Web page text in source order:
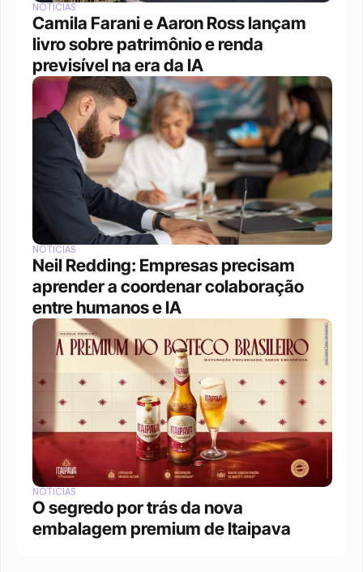
NOTÍCIAS
Camila Farani e Aaron Ross lançam
livro sobre patrimônio e renda
previsível na era da IA
NOTÍCIAS
Neil Redding: Empresas precisam
aprender a coordenar colaboração
entre humanos e IA
NOTÍCIAS
O segredo por trás da nova
embalagem premium de Itaipava